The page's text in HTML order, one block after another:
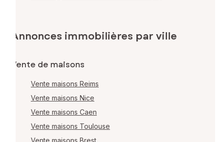
Annonces immobilières par ville
Vente de maisons
Vente maisons Reims
Vente maisons Nice
Vente maisons Caen
Vente maisons Toulouse
Vente maisons Brest